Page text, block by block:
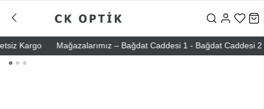
Kargo Mağazalarımız – Bağdat Caddesi 1 - Bağdat Caddesi 2 -